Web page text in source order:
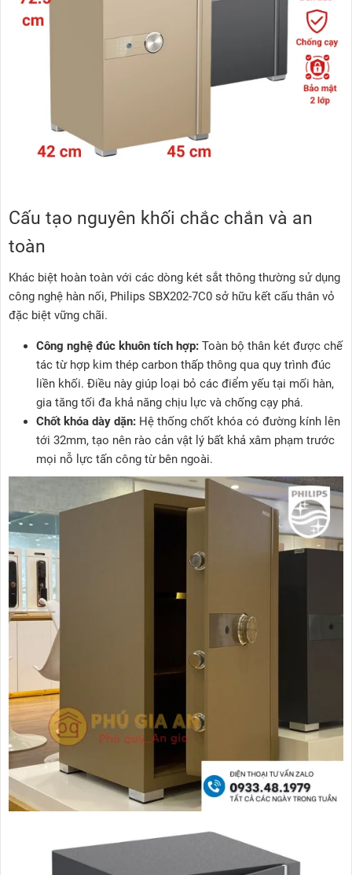
Cấu tạo nguyên khối chắc chắn và an
toàn
Khác biệt hoàn toàn với các dòng két sắt thông thường sử dụng
công nghệ hàn nối, Philips SBX202-7C0 sở hữu kết cấu thân vỏ
đặc biệt vững chãi.
Công nghệ đúc khuôn tích hợp: Toàn bộ thân két được chế
tác từ hợp kim thép carbon thấp thông qua quy trình đúc
liền khối. Điều này giúp loại bỏ các điểm yếu tại mối hàn,
gia tăng tối đa khả năng chịu lực và chống cạy phá.
Chốt khóa dày dặn: Hệ thống chốt khóa có đường kính lên
tới 32mm, tạo nên rào cản vật lý bất khả xâm phạm trước
mọi nỗ lực tấn công từ bên ngoài.